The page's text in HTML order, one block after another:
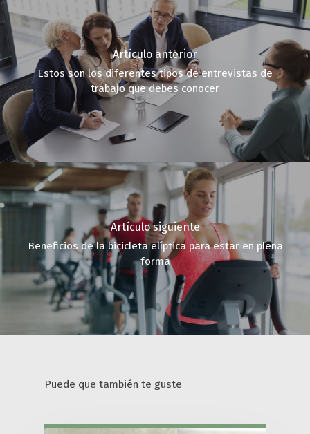
Artículo anterior
Estos son los diferentes tipos de entrevistas de
trabajo que debes conocer
Artículo siguiente
Beneficios de la bicicleta elíptica para estar en plena
forma
Puede que también te guste